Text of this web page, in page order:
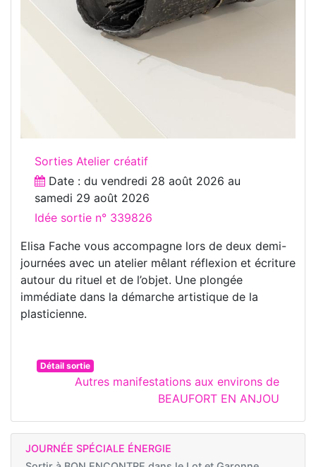
Sorties Atelier créatif
Date : du vendredi 28 août 2026 au
samedi 29 août 2026
Idée sortie n° 339826
Elisa Fache vous accompagne lors de deux demi-
journées avec un atelier mêlant réflexion et écriture
autour du rituel et de l’objet. Une plongée
immédiate dans la démarche artistique de la
plasticienne.
Détail sortie
Autres manifestations aux environs de
BEAUFORT EN ANJOU
JOURNÉE SPÉCIALE ÉNERGIE